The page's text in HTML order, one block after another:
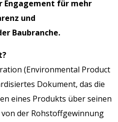
Engagement für mehr
und
Baubranche.
(Environmental Product
Dokument, das die
eines Produkts über seinen
der Rohstoffgewinnung